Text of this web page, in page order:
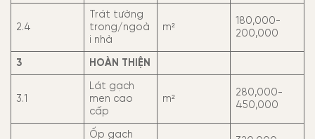
2.4
Trát tường
trong/ngoà
i nhà
m²
180,000-
200,000
3 HOÀN THIỆN
3.1
Lát gạch
men cao
cấp
m²
280,000-
450,000
Ốp gạch